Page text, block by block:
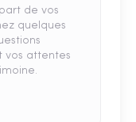
de vos
quelques
vos attentes